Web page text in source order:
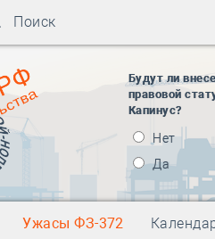
Поиск
Будут ли
правовой
Капинус?
Нет
Да
Ужасы ФЗ-372